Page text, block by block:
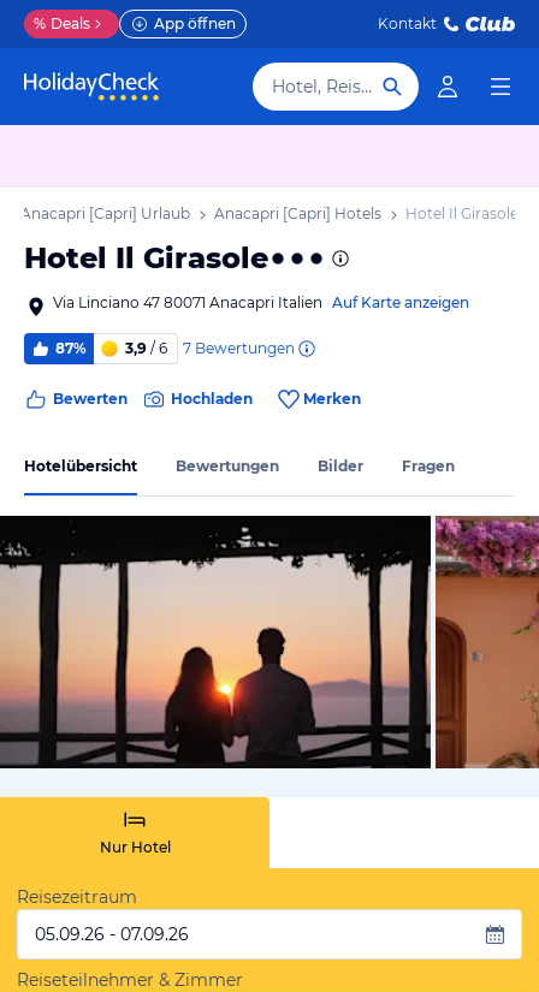
% Deals App öffnen Kontakt
Hotel, Reiseziel
Anacapri [Capri] Urlaub Anacapri [Capri] Hotels Hotel Il Girasole
Hotel Il Girasole
Via Linciano 47 80071 Anacapri Italien Auf Karte anzeigen
87% 3,9 / 6 7 Bewertungen
Bewerten Hochladen Merken
Hotelübersicht Bewertungen Bilder Fragen
Nur Hotel
Reisezeitraum
05.09.26 - 07.09.26
Reiseteilnehmer & Zimmer